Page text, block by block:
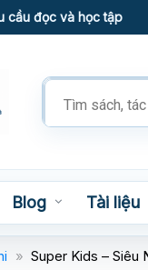
cầu đọc và học tập
Tìm
kiếm
phẩm
Blog Tài liệu
» Super Kids – Siêu